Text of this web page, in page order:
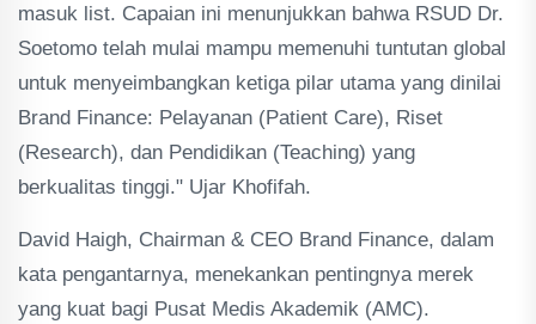
masuk list. Capaian ini menunjukkan bahwa RSUD Dr.
Soetomo telah mulai mampu memenuhi tuntutan global
untuk menyeimbangkan ketiga pilar utama yang dinilai
Brand Finance: Pelayanan (Patient Care), Riset
(Research), dan Pendidikan (Teaching) yang
berkualitas tinggi." Ujar Khofifah.
David Haigh, Chairman & CEO Brand Finance, dalam
kata pengantarnya, menekankan pentingnya merek
yang kuat bagi Pusat Medis Akademik (AMC).